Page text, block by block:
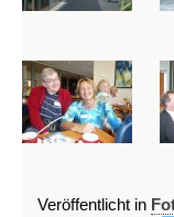
Veröffentlicht in